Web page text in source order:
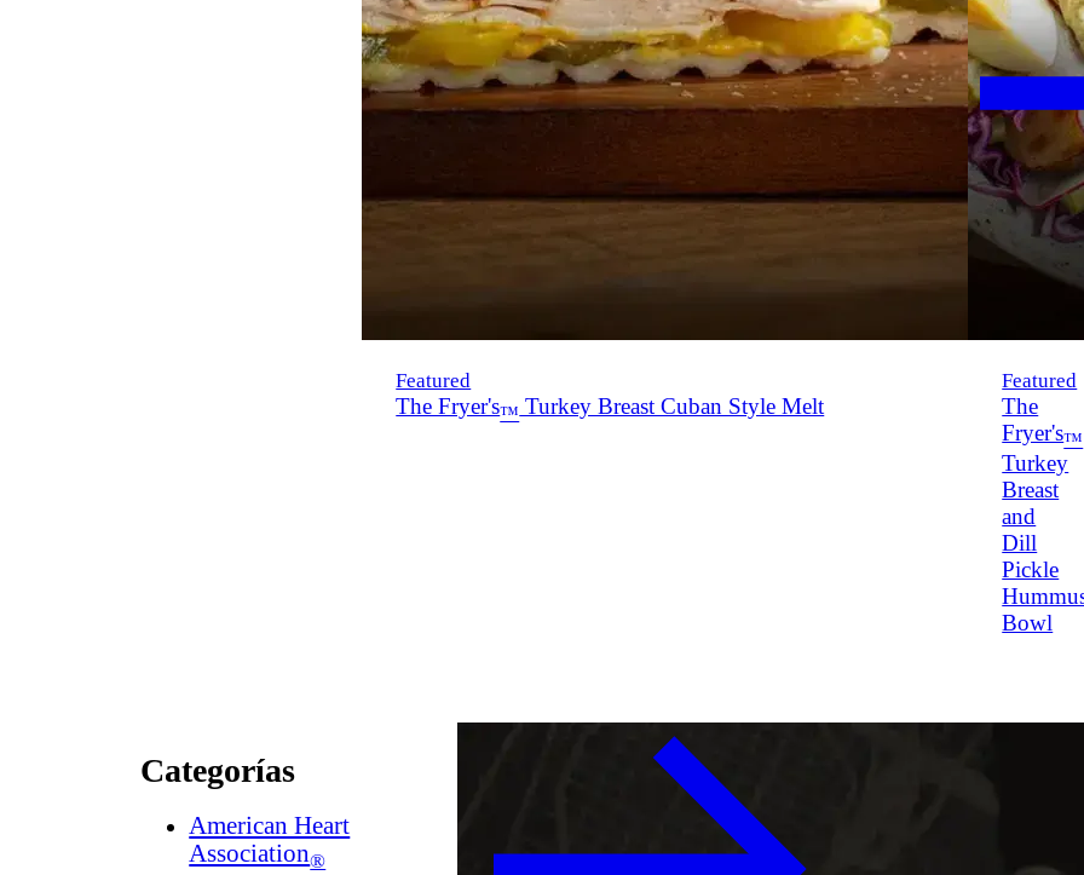
Featured
The Fryer's™ Turkey Breast Cuban Style Melt
Featured
The
Fryer's™
Turkey
Breast
and
Dill
Pickle
Bowl
Categorías
American Heart
Association®